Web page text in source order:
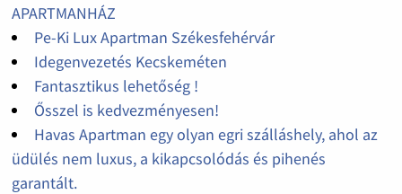
APARTMANHÁZ
Pe-Ki Lux Apartman Székesfehérvár
Idegenvezetés Kecskeméten
Fantasztikus lehetőség !
Ősszel is kedvezményesen!
Havas Apartman egy olyan egri szálláshely, ahol az
üdülés nem luxus, a kikapcsolódás és pihenés
garantált.